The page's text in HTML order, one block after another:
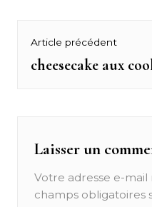
Navigation
de
Article précédent
Previous
cheesecake aux
Laisser un
Votre adresse e-mail
champs obligatoires